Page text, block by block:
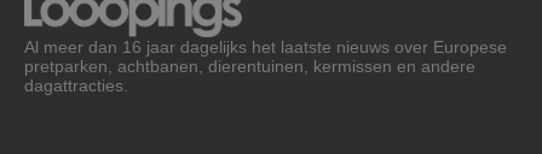
Al meer dan 16 jaar dagelijks het laatste nieuws over Europese
pretparken, achtbanen, dierentuinen, kermissen en andere
dagattracties.